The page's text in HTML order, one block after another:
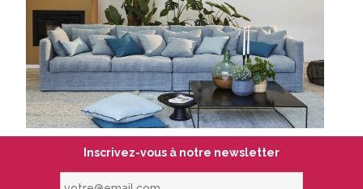
Inscrivez-vous à notre newsletter